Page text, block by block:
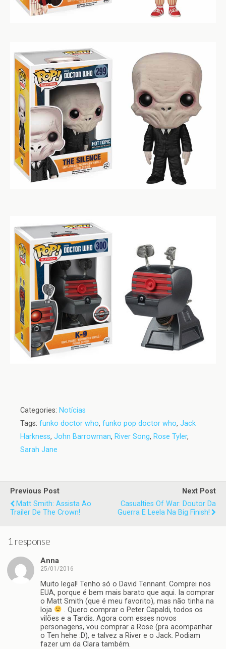
Categories: Notícias
Tags: funko doctor who, funko pop doctor who, Jack
Harkness, John Barrowman, River Song, Rose Tyler,
Sarah Jane
Previous Post
Matt Smith: Assista Ao
Trailer De The Crown!
Next Post
Casualties Of War: Doutor Da
Guerra E Leela Na Big Finish!
1 response
Anna
25/01/2016
Muito legal! Tenho só o David Tennant. Comprei nos
EUA, porque é bem mais barato que aqui. Ia comprar
o Matt Smith (que é meu favorito), mas não tinha na
loja
. Quero comprar o Peter Capaldi, todos os
vilões e a Tardis. Agora com esses novos
personagens, vou comprar a Rose (pra acompanhar
o Ten hehe :D), e talvez a River e o Jack. Podiam
fazer um da Clara também.